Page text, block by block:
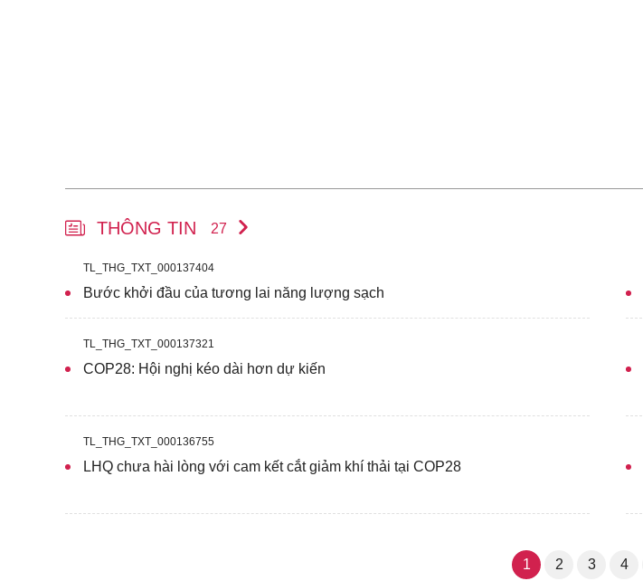
THÔNG TIN 27
TL_THG_TXT_000137404
Bước khởi đầu của tương lai năng lượng sạch
TL_THG_TXT_000137321
COP28: Hội nghị kéo dài hơn dự kiến
TL_THG_TXT_000136755
LHQ chưa hài lòng với cam kết cắt giảm khí thải tại COP28
1 2 3 4